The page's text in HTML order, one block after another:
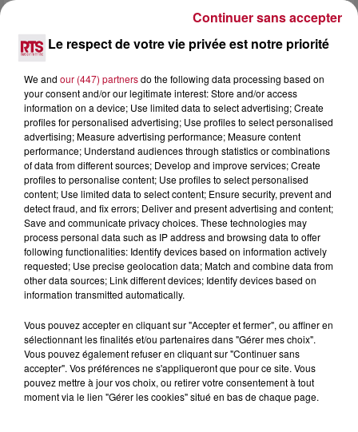
HÉRAULT, PYRÉNÉES-ORIENTALES : TROIS
SPOTS DE SNORKELING À EXPLORER...
Pas besoin de bouteilles de plongée lourdes ni de diplômes
complexes pour observer la vie sous-marine. Cet été, un
masque, un tuba et une paire de palmes...
3 août 2026
SOIRÉE DJ PLAYA
Le respect de votre vie privée est notre priorité
We and our (447) partnersdo the following data processing based on
your consent and/or our legitimate interest: Store and/or access
information on a device; Use limited data to select advertising; Create
profiles for personalised advertising; Use profiles to select personalised
advertising; Measure advertising performance; Measure content
performance; Understand audiences through statistics or combinations
of data from different sources; Develop and improve services; Create
profiles to personalise content; Use profiles to select personalised
content; Use limited data to select content; Ensure security, prevent and
detect fraud, and fix errors; Deliver and present advertising and content;
Save and communicate privacy choices. These technologies may
process personal data such as IP address and browsing data to offer
following functionalities: Identify devices based on information actively
requested; Use precise geolocation data; Match and combine data from
other data sources; Link different devices; Identify devices based on
information transmitted automatically.
Vous pouvez accepter en cliquant sur "Accepter et fermer", ou affiner en
sélectionnant les finalités et/ou partenaires dans "Gérer mes choix".
Vous pouvez également refuser en cliquant sur "Continuer sans
accepter". Vos préférences ne s'appliqueront que pour ce site. Vous
pouvez mettre à jour vos choix, ou retirer votre consentement à tout
moment via le lien "Gérer les cookies" situé en bas de chaque page.
Continuer sans accepter